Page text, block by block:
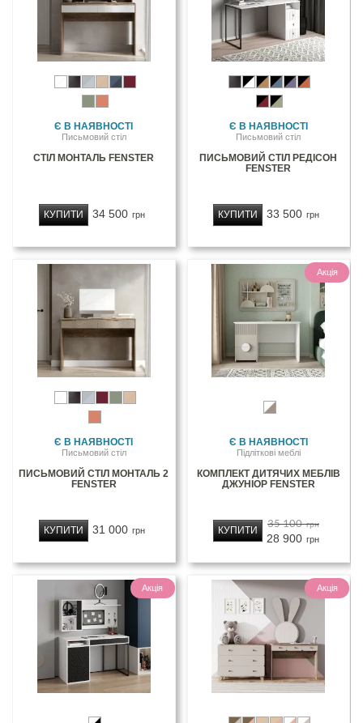
Є В НАЯВНОСТІ
Письмовий стіл
СТІЛ МОНТАЛЬ FENSTER
34 500 грн
КУПИТИ
Є В НАЯВНОСТІ
Письмовий стіл
ПИСЬМОВИЙ СТІЛ РЕДІСОН
FENSTER
33 500 грн
КУПИТИ
Є В НАЯВНОСТІ
Письмовий стіл
ПИСЬМОВИЙ СТІЛ МОНТАЛЬ 2
FENSTER
31 000 грн
КУПИТИ
Акція
Є В НАЯВНОСТІ
Підліткові меблі
КОМПЛЕКТ ДИТЯЧИХ МЕБЛІВ
ДЖУНІОР FENSTER
35 100 грн
28 900 грн
КУПИТИ
Акція Акція